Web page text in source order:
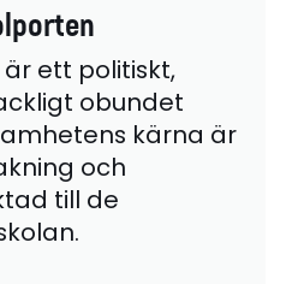
är ett politiskt,
obundet
kärna är
och
till de